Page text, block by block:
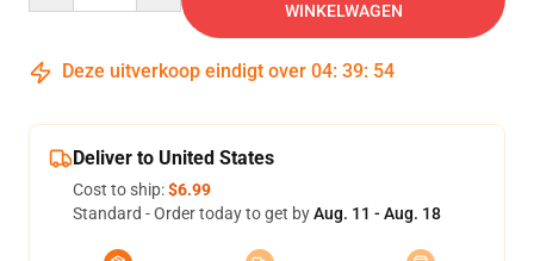
WINKELWAGEN
Deze uitverkoop eindigt over 04: 39: 54
Deliver to United States
Cost to ship:$6.99
Standard - Order today to get byAug. 11 - Aug. 18